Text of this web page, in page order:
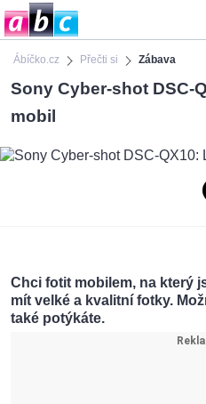
Ábíčko.cz Přečti si Zábava
Sony Cyber-shot DSC-
mobil
Chci fotit mobilem, na který
mít velké a kvalitní fotky.
také potýkáte.